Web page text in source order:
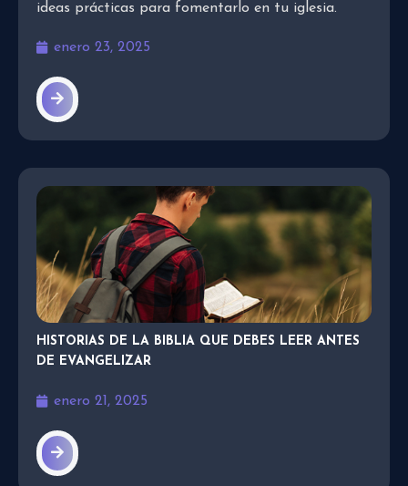
ideas prácticas para fomentarlo en tu iglesia.
enero 23, 2025
HISTORIAS DE LA BIBLIA QUE DEBES LEER ANTES
DE EVANGELIZAR
enero 21, 2025